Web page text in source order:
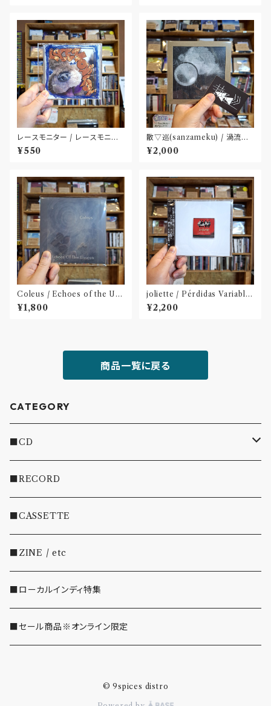
レースモニター / レースモニタ
ー(CD-R)
¥550
散▽巡(sanzameku) / 渦流に
鳴く(CD : 特典ステッカー付属 )
〝大阪〟
¥2,000
Coleus / Echoes of the Uns
een(CD)
¥1,800
joliette / Pérdidas Variable
s - "変転忘失"(CD)
¥2,200
商品一覧に戻る
CATEGORY
■CD
・INDIE
・EMO/PUNK/POST HC
・SHOEGAZE/DREAMPOP/POST ROCK
・OTHER(LOUD/JUNK/RAP/ etc...)
■RECORD
■CASSETTE
■ZINE / etc
■ローカルインディ特集
■セール商品※オンライン限定
© 9spices distro